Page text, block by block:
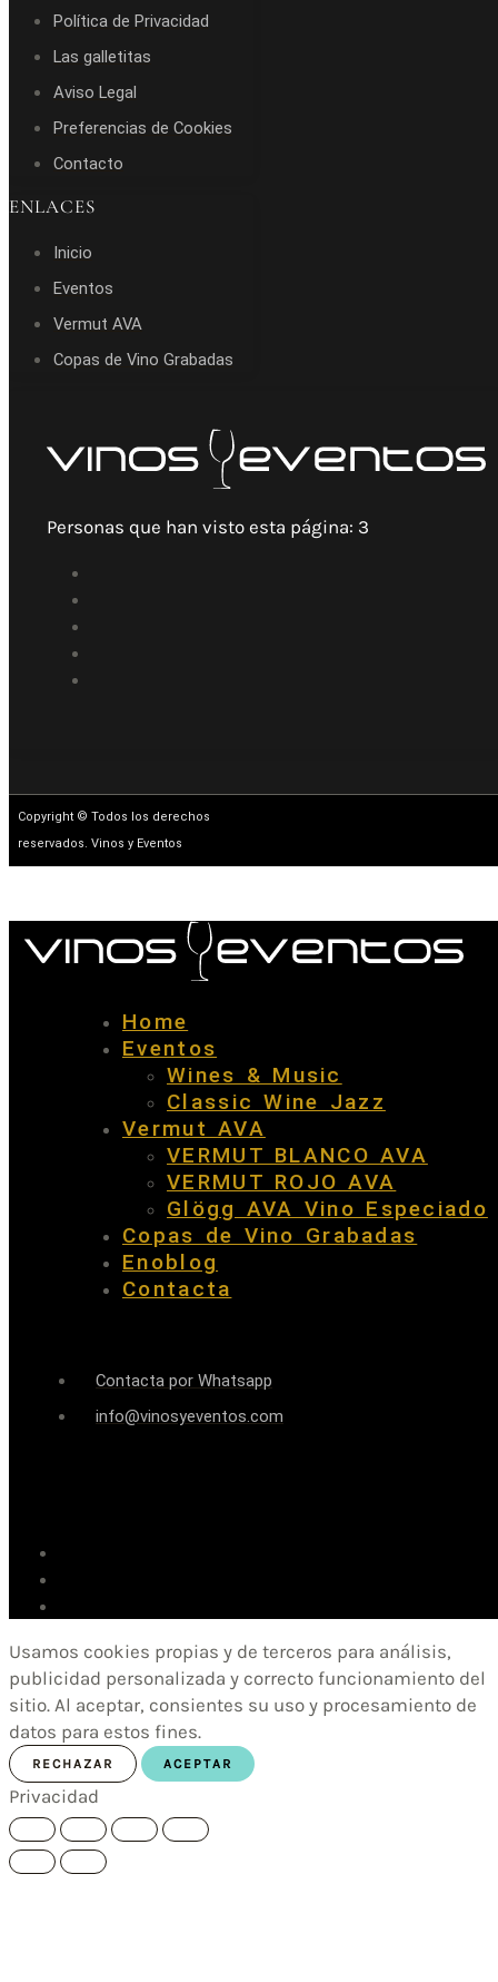
Política de Privacidad
Las galletitas
Aviso Legal
Preferencias de Cookies
Contacto
ENLACES
Inicio
Eventos
Vermut AVA
Copas de Vino Grabadas
Personas que han visto esta página: 3
Copyright © Todos los derechos
reservados. Vinos y Eventos
Home
Eventos
Wines & Music
Classic Wine Jazz
Vermut AVA
VERMUT BLANCO AVA
VERMUT ROJO AVA
Glögg AVA Vino Especiado
Copas de Vino Grabadas
Enoblog
Contacta
Contacta por Whatsapp
info@vinosyeventos.com
Usamos cookies propias y de terceros para análisis,
publicidad personalizada y correcto funcionamiento del
sitio. Al aceptar, consientes su uso y procesamiento de
datos para estos fines.
RECHAZAR ACEPTAR
Privacidad